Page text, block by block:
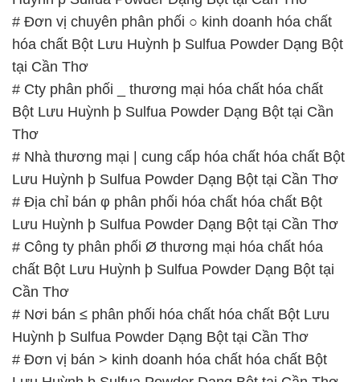
Bột Lưu Huỳnh þ Sulfua Powder Dạng Bột tại Cần
Thơ
# Nhà thương mại | cung cấp hóa chất hóa chất Bột
Lưu Huỳnh þ Sulfua Powder Dạng Bột tại Cần Thơ
# Địa chỉ bán φ phân phối hóa chất hóa chất Bột
Lưu Huỳnh þ Sulfua Powder Dạng Bột tại Cần Thơ
# Công ty phân phối Ø thương mại hóa chất hóa
chất Bột Lưu Huỳnh þ Sulfua Powder Dạng Bột tại
Cần Thơ
# Nơi bán ≤ phân phối hóa chất hóa chất Bột Lưu
Huỳnh þ Sulfua Powder Dạng Bột tại Cần Thơ
# Đơn vị bán > kinh doanh hóa chất hóa chất Bột
Lưu Huỳnh þ Sulfua Powder Dạng Bột tại Cần Thơ
📞PHÒNG KINH DOANH – CÔNG TY HÓA CHẤT
ĐẮC TRƯỜNG PHÁT🌐